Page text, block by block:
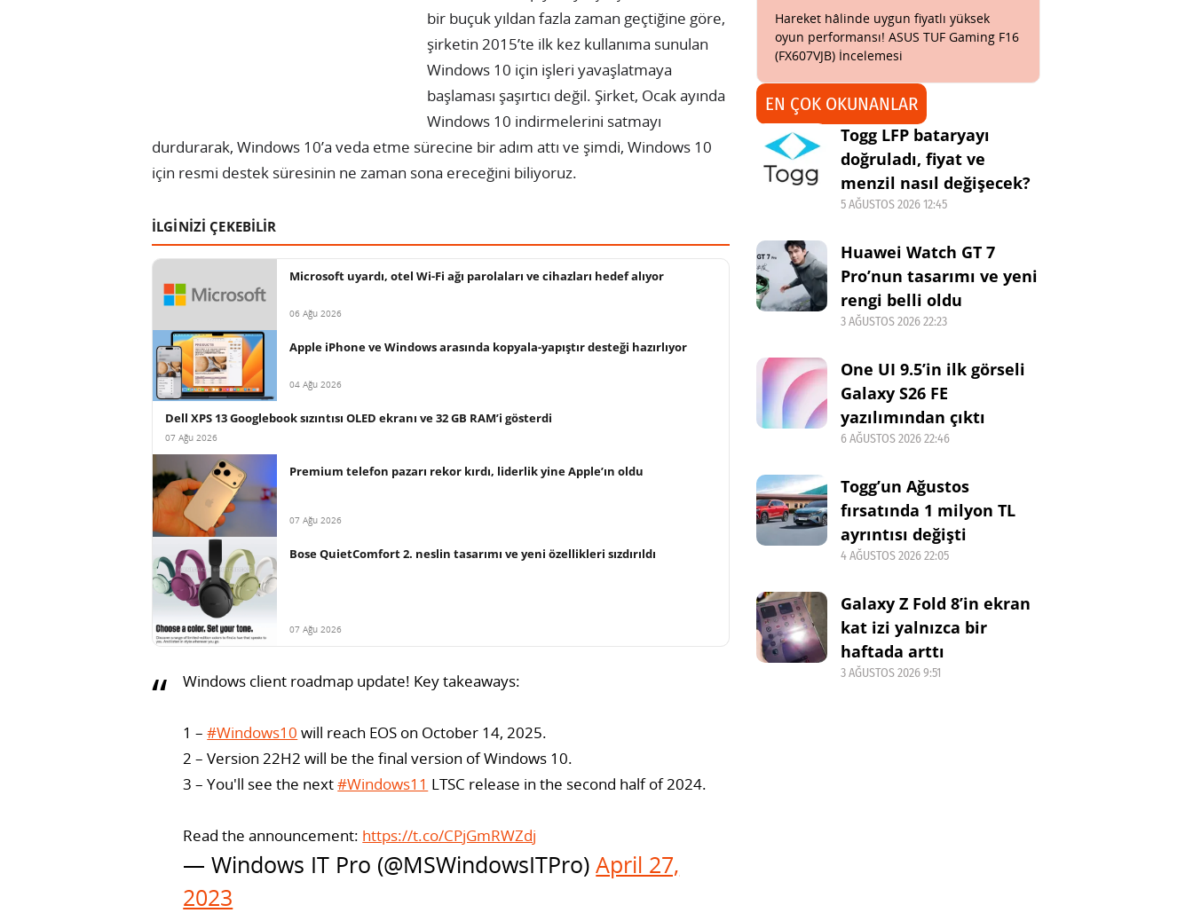
bir buçuk yıldan fazla zaman geçtiğine göre,
şirketin 2015’te ilk kez kullanıma sunulan
Windows 10 için işleri yavaşlatmaya
başlaması şaşırtıcı değil. Şirket, Ocak ayında
Windows 10 indirmelerini satmayı
durdurarak, Windows 10’a veda etme sürecine bir adım attı ve şimdi, Windows 10
için resmi destek süresinin ne zaman sona ereceğini biliyoruz.
İLGİNİZİ ÇEKEBİLİR
Microsoft uyardı, otel Wi-Fi ağı parolaları ve cihazları hedef alıyor
06 Ağu 2026
Apple iPhone ve Windows arasında kopyala-yapıştır desteği hazırlıyor
04 Ağu 2026
Dell XPS 13 Googlebook sızıntısı OLED ekranı ve 32 GB RAM’i gösterdi
07 Ağu 2026
Premium telefon pazarı rekor kırdı, liderlik yine Apple’ın oldu
07 Ağu 2026
Bose QuietComfort 2. neslin tasarımı ve yeni özellikleri sızdırıldı
07 Ağu 2026
Windows client roadmap update! Key takeaways:
1 –#Windows10 will reach EOS on October 14, 2025.
2 – Version 22H2 will be the final version of Windows 10.
3 – You'll see the next#Windows11 LTSC release in the second half of 2024.
Read the announcement: https://t.co/CPjGmRWZdj
— Windows IT Pro (@MSWindowsITPro)April 27,
2023
Hareket hâlinde uygun fiyatlı yüksek
oyun performansı! ASUS TUF Gaming F16
(FX607VJB) İncelemesi
EN ÇOK OKUNANLAR
Togg LFP bataryayı
doğruladı, fiyat ve
menzil nasıl değişecek?
5 AĞUSTOS 2026 12:45
Huawei Watch GT 7
Pro’nun tasarımı ve yeni
rengi belli oldu
3 AĞUSTOS 2026 22:23
One UI 9.5’in ilk görseli
Galaxy S26 FE
yazılımından çıktı
6 AĞUSTOS 2026 22:46
Togg’un Ağustos
fırsatında 1 milyon TL
ayrıntısı değişti
4 AĞUSTOS 2026 22:05
Galaxy Z Fold 8’in ekran
kat izi yalnızca bir
haftada arttı
3 AĞUSTOS 2026 9:51